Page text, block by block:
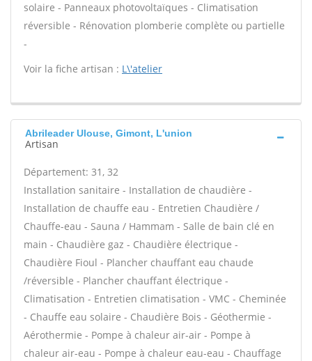
solaire - Panneaux photovoltaïques - Climatisation
réversible - Rénovation plomberie complète ou partielle
-
Voir la fiche artisan : L\'atelier
Abrileader Ulouse, Gimont, L'union
Artisan
Département: 31, 32
Installation sanitaire - Installation de chaudière -
Installation de chauffe eau - Entretien Chaudière /
Chauffe-eau - Sauna / Hammam - Salle de bain clé en
main - Chaudière gaz - Chaudière électrique -
Chaudière Fioul - Plancher chauffant eau chaude
/réversible - Plancher chauffant électrique -
Climatisation - Entretien climatisation - VMC - Cheminée
- Chauffe eau solaire - Chaudière Bois - Géothermie -
Aérothermie - Pompe à chaleur air-air - Pompe à
chaleur air-eau - Pompe à chaleur eau-eau - Chauffage